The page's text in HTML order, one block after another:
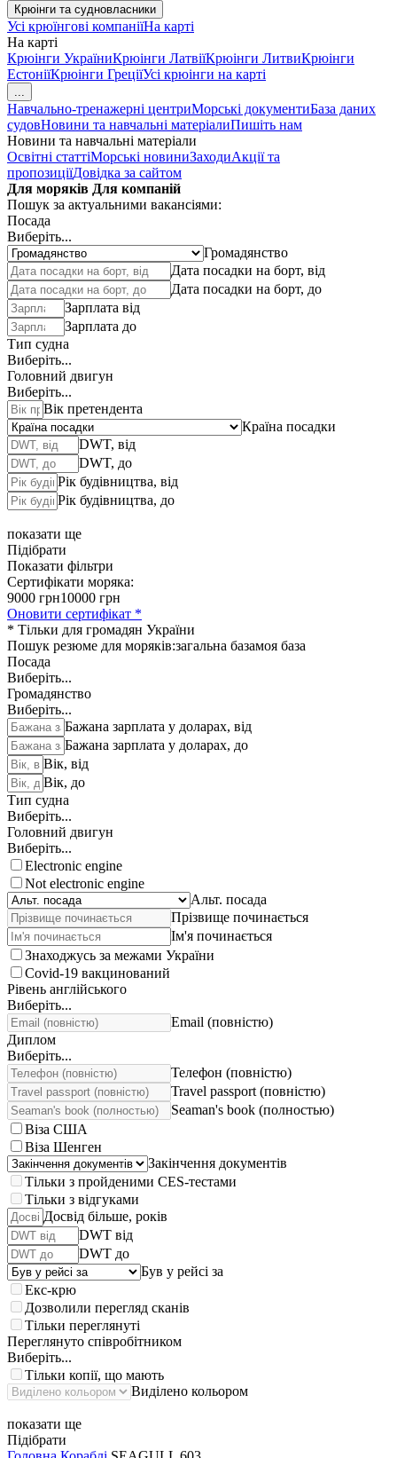
Крюінги та судновласники
Усі крюїнгові компаніїНа карті
На карті
Крюінги УкраїниКрюінги ЛатвіїКрюінги ЛитвиКрюінги
ЕстоніїКрюінги ГреціїУсі крюінги на карті
...
Навчально-тренажерні центриМорські документиБаза даних
судовНовини та навчальні матеріалиПишіть нам
Новини та навчальні матеріали
Освітні статтіМорські новиниЗаходиАкції та
пропозиціїДовідка за сайтом
Для моряків Для компаній
Пошук за актуальними вакансіями:
Посада
Виберіть...
Громадянство
Дата посадки на борт, від
Дата посадки на борт, до
Зарплата від
Зарплата до
Тип судна
Виберіть...
Головний двигун
Виберіть...
Вік претендента
Країна посадки
DWT, від
DWT, до
Рік будівництва, від
Рік будівництва, до
показати ще
Підібрати
Показати фільтри
Сертифікати моряка:
9000 грн10000 грн
Оновити сертифікат *
* Тільки для громадян України
Пошук резюме для моряків:загальна базамоя база
Посада
Виберіть...
Громадянство
Виберіть...
Бажана зарплата у доларах, від
Бажана зарплата у доларах, до
Вік, від
Вік, до
Тип судна
Виберіть...
Головний двигун
Виберіть...
Electronic engine
Not electronic engine
Альт. посада
Прізвище починається
Ім'я починається
Знаходжусь за межами України
Covid-19 вакцинований
Рівень англійського
Виберіть...
Email (повністю)
Диплом
Виберіть...
Телефон (повністю)
Travel passport (повністю)
Seaman's book (полностью)
Віза США
Віза Шенген
Закінчення документів
Тільки з пройденими CES-тестами
Тільки з відгуками
Досвід більше, років
DWT від
DWT до
Був у рейсі за
Екс-крю
Дозволили перегляд сканів
Тільки переглянуті
Переглянуто співробітником
Виберіть...
Тільки копії, що мають
Виділено кольором
показати ще
Підібрати